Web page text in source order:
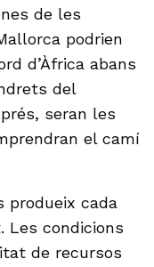
de les
podrien
d’Àfrica abans
del
seran les
el camí
produeix cada
Les condicions
de recursos